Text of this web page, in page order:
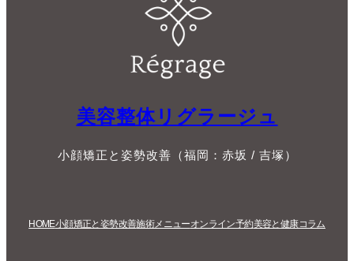
美容整体リグラージュ
小顔矯正と姿勢改善（福岡：赤坂 / 吉塚）
HOME小顔矯正と姿勢改善施術メニューオンライン予約美容と健康コラム